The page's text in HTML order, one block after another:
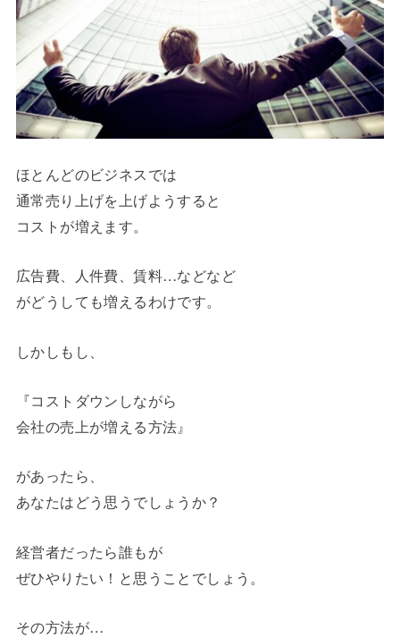
ほとんどのビジネスでは
通常売り上げを上げようすると
コストが増えます。
広告費、人件費、賃料…などなど
がどうしても増えるわけです。
しかしもし、
『コストダウンしながら
会社の売上が増える方法』
があったら、
あなたはどう思うでしょうか？
経営者だったら誰もが
ぜひやりたい！と思うことでしょう。
その方法が…